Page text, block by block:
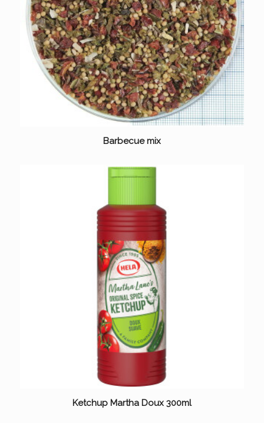
Barbecue mix
Ketchup Martha Doux 300ml